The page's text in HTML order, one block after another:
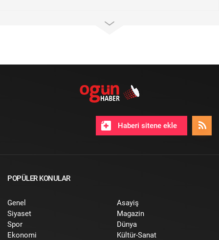
Haberi sitene ekle
POPÜLER KONULAR
Genel
Siyaset
Spor
Ekonomi
Asayiş
Magazin
Dünya
Kültür-Sanat